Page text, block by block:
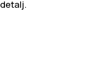
detalj.